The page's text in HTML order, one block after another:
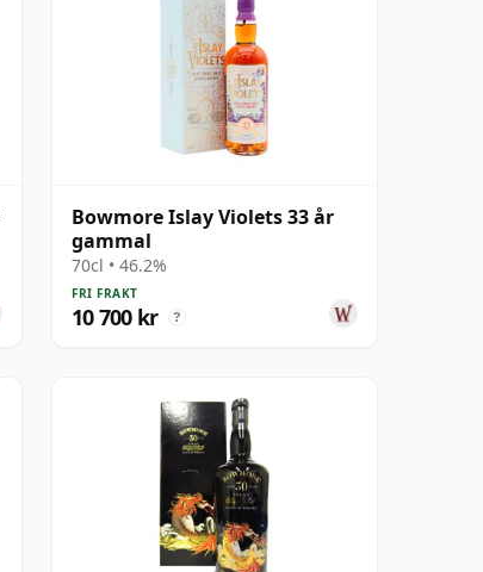
Bowmore Islay Violets 33 år
gammal
70cl • 46.2%
FRI FRAKT
10 700 kr ?